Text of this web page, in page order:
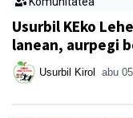
Usurbil KEko
lanean, aurpegi
Usurbil Kirol abu 05